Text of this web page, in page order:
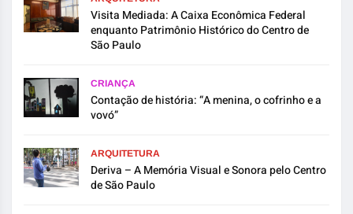
Visita Mediada: A Caixa Econômica Federal
enquanto Patrimônio Histórico do Centro de
São Paulo
CRIANÇA
Contação de história: “A menina, o cofrinho e a
vovó”
ARQUITETURA
Deriva – A Memória Visual e Sonora pelo Centro
de São Paulo